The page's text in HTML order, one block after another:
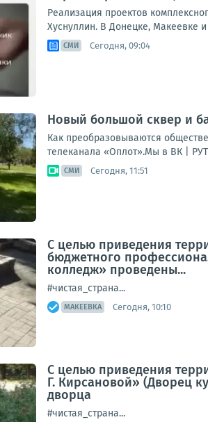
Реализация проектов
Хуснуллин. В Донецке, Макеевке
СМИ Сегодня, 09:04
Новый большой сквер и
Как преобразовываются
телеканала «Оплот».Мы в ВК |
СМИ Сегодня, 11:51
С целью приведения
бюджетного
колледж» проведены...
#чистая_страна...
МАКЕЕВКА Сегодня, 10:10
С целью приведения
Г. Кирсановой» (Дворец
дворца
#чистая_страна...